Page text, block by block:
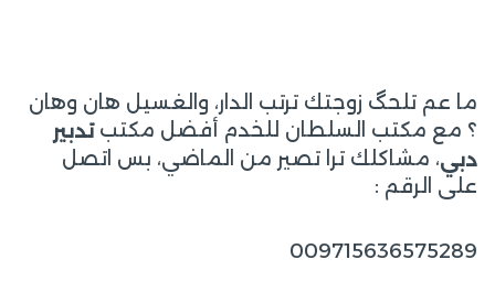
ما عم تلحگ زوجتك ترتب الدار، والغسيل هان وهان
؟ مع مكتب السلطان للخدم أفضل مكتبتدبير
دبي، مشاكلك ترا تصير من الماضي، بس اتصل
على الرقم :
009715636575289